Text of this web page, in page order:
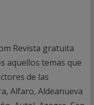
Revista gratuita
aquellos temas que
de las
Alfaro, Aldeanueva